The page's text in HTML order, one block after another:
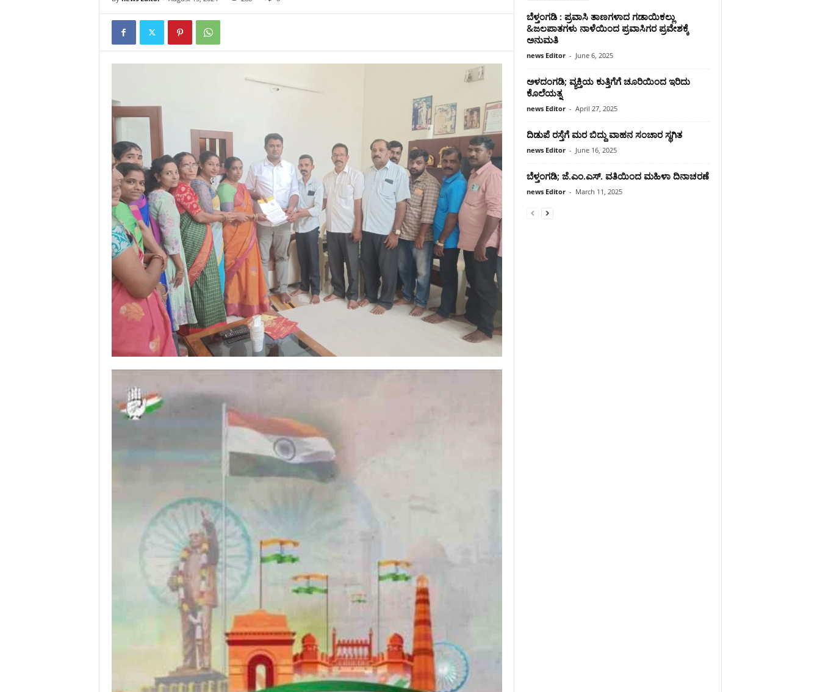
ಬೆಳ್ತಂಗಡಿ : ಪ್ರವಾಸಿ ತಾಣಗಳಾದ ಗಡಾಯಿಕಲ್ಲು
&ಜಲಪಾತಗಳು ನಾಳೆಯಿಂದ ಪ್ರವಾಸಿಗರ ಪ್ರವೇಶಕ್ಕೆ
ಅನುಮತಿ
news Editor - June 6, 2025
ಅಳದಂಗಡಿ; ವ್ಯಕ್ತಿಯ ಕುತ್ತಿಗೆಗೆ ಚೂರಿಯಿಂದ ಇರಿದು
ಕೊಲೆಯತ್ನ
news Editor - April 27, 2025
ದಿಡುಪೆ ರಸ್ತೆಗೆ ಮರ ಬಿದ್ದು ವಾಹನ ಸಂಚಾರ ಸ್ಥಗಿತ
news Editor - June 16, 2025
ಬೆಳ್ತಂಗಡಿ; ಜೆ.ಎಂ.ಎಸ್. ವತಿಯಿಂದ ಮಹಿಳಾ ದಿನಾಚರಣೆ
news Editor - March 11, 2025